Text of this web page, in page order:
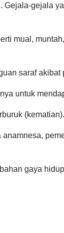
gejala
mual,
saraf akibat
untuk
(kematian).
gaya